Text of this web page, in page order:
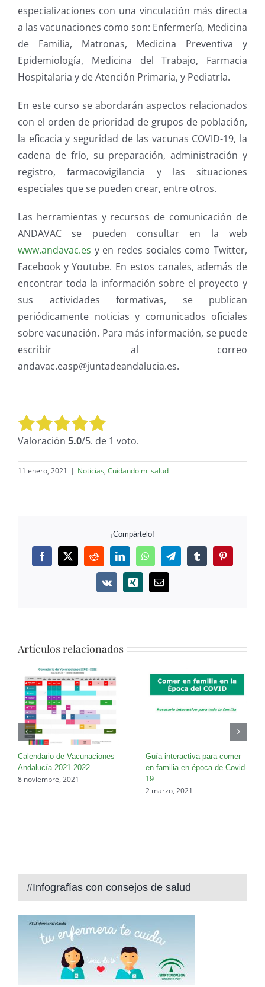
especializaciones con una vinculación más directa
a las vacunaciones como son: Enfermería, Medicina
de Familia, Matronas, Medicina Preventiva y
Epidemiología, Medicina del Trabajo, Farmacia
Hospitalaria y de Atención Primaria, y Pediatría.
En este curso se abordarán aspectos relacionados
con el orden de prioridad de grupos de población,
la eficacia y seguridad de las vacunas COVID-19, la
cadena de frío, su preparación, administración y
registro, farmacovigilancia y las situaciones
especiales que se pueden crear, entre otros.
Las herramientas y recursos de comunicación de
ANDAVAC se pueden consultar en la web
www.andavac.es y en redes sociales como Twitter,
Facebook y Youtube. En estos canales, además de
encontrar toda la información sobre el proyecto y
sus actividades formativas, se publican
periódicamente noticias y comunicados oficiales
sobre vacunación. Para más información, se puede
escribir al correo
andavac.easp@juntadeandalucia.es.
Valora este artículo:
Valoración 5.0/5. de 1 voto.
11 enero, 2021 | Noticias, Cuidando mi salud
¡Compártelo!
FacebookTwitterRedditLinkedInWhatsAppTelegramTumblrPinterest
Vk Xing
Correo
Artículos relacionados
Calendario de Vacunaciones
Andalucía 2021-2022
8 noviembre, 2021
Guía interactiva para comer
en familia en época de Covid-
19
2 marzo, 2021
#Infografías con consejos de salud